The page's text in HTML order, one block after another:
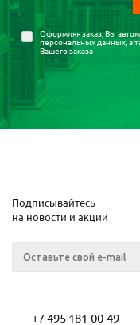
Оформляя заказ, Вы
персональных данных, а
Вашего заказа
Подписывайтесь
на новости и акции
+7 495 181-00-49